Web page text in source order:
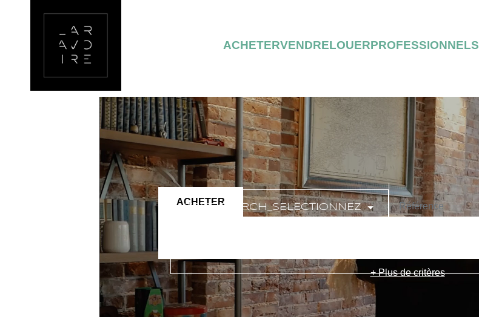
ACHETERVENDRELOUERPROFESSIONNELS
ACHETER
TEXT_SEARCH_SELECTIONNEZ
+ Plus de critères